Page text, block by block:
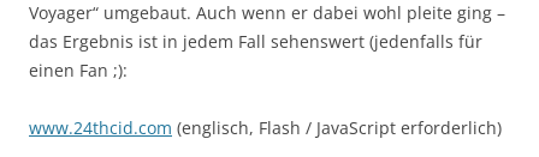
Voyager“ umgebaut. Auch wenn er dabei wohl pleite ging –
das Ergebnis ist in jedem Fall sehenswert (jedenfalls für
einen Fan ;):
www.24thcid.com (englisch, Flash / JavaScript erforderlich)